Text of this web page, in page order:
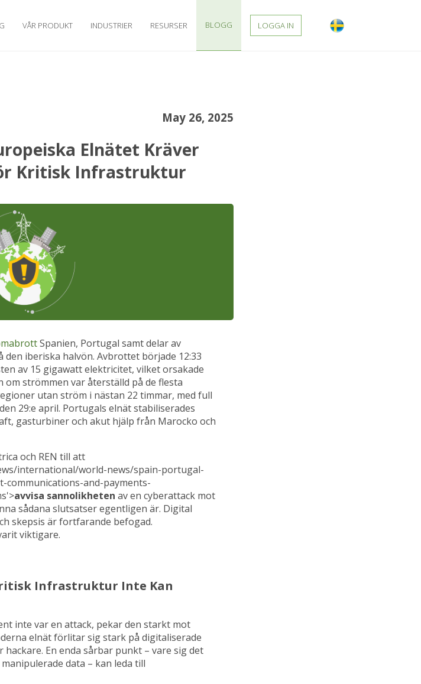
VÅR PRODUKT INDUSTRIER RESURSER BLOGG LOGGA IN
May 26, 2025
Elnätet Kräver
Kritisk Infrastruktur
Spanien, Portugal samt delar av
iberiska halvön. Avbrottet började 12:33
av 15 gigawatt elektricitet, vilket orsakade
om strömmen var återställd på de flesta
utan ström i nästan 22 timmar, med full
29:e april. Portugals elnät stabiliserades
gasturbiner och akut hjälp från Marocko och
och REN till att
international/world-news/spain-portugal-
and-payments-
avvisa sannolikheten av en cyberattack mot
sådana slutsatser egentligen är. Digital
skepsis är fortfarande befogad.
viktigare.
Infrastruktur Inte Kan
inte var en attack, pekar den starkt mot
elnät förlitar sig stark på digitaliserade
En enda sårbar punkt – vare sig det
data – kan leda till